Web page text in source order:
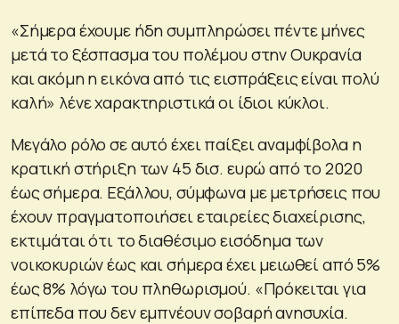
«Σήμερα έχουμε ήδη συμπληρώσει πέντε μήνες
μετά το ξέσπασμα του πολέμου στην Ουκρανία
και ακόμη η εικόνα από τις εισπράξεις είναι πολύ
καλή» λένε χαρακτηριστικά οι ίδιοι κύκλοι.
Μεγάλο ρόλο σε αυτό έχει παίξει αναμφίβολα η
κρατική στήριξη των 45 δισ. ευρώ από το 2020
έως σήμερα. Εξάλλου, σύμφωνα με μετρήσεις που
έχουν πραγματοποιήσει εταιρείες διαχείρισης,
εκτιμάται ότι το διαθέσιμο εισόδημα των
νοικοκυριών έως και σήμερα έχει μειωθεί από 5%
έως 8% λόγω του πληθωρισμού. «Πρόκειται για
επίπεδα που δεν εμπνέουν σοβαρή ανησυχία.